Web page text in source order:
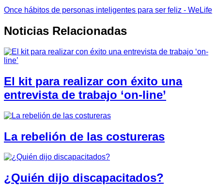
Once hábitos de personas inteligentes para ser feliz - WeLife
Noticias Relacionadas
El kit para realizar con éxito una
entrevista de trabajo ‘on-line’
La rebelión de las costureras
¿Quién dijo discapacitados?